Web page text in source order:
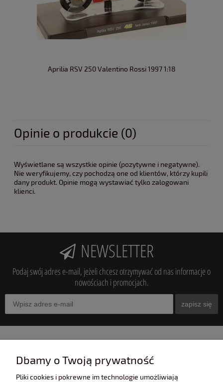
Aprilia RSV 250 Valentino Rossi 1997 1:18
Opinie o produkcie (0)
Wyświetlane są wszystkie opinie (pozytywne i negatywne).
Nie weryfikujemy, czy pochodzą one od klientów, którzy kupili
dany produkt. Opinie mogą wystawiać tylko zalogowani
klienci.
NEWSLETTER
Podaj swój adres e-mail, jeżeli chcesz otrzymywać od nas informacje o
nowościach i promocjach.
zapisz się
Dbamy o Twoją prywatność
Pliki cookies i pokrewne im technologie umożliwiają